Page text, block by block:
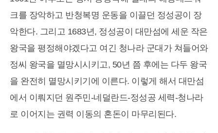
크를 장악하고 반청복명 운동을 이끌던 정성공이 장
악한다. 그리고 1683년, 정성공이 대만섬에 세운 작은
왕국을 평정해야겠다고 여긴 청나라 군대가 쳐들어와
정씨 왕국을 멸망시시키고, 50년 쯤 후에는 다두 왕국
을 완전히 멸망시키기에 이른다. 이렇게 해서 대만섬
에서 이뤄지던 원주민-네덜란드-정성공 세력-청나라
로 이어지는 권력 이동의 혼돈이 마무리된다.